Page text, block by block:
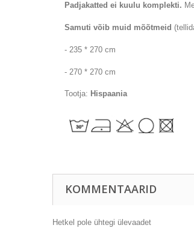
Padjakatted ei kuulu komplekti.
Samuti võib muid mõõtmeid
- 235 * 270 cm
- 270 * 270 cm
Tootja: Hispaania
KOMMENTAARID
Hetkel pole ühtegi ülevaadet